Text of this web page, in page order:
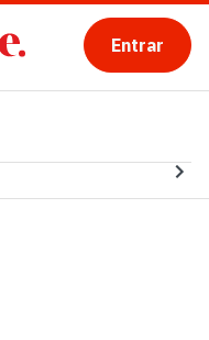
Entrar